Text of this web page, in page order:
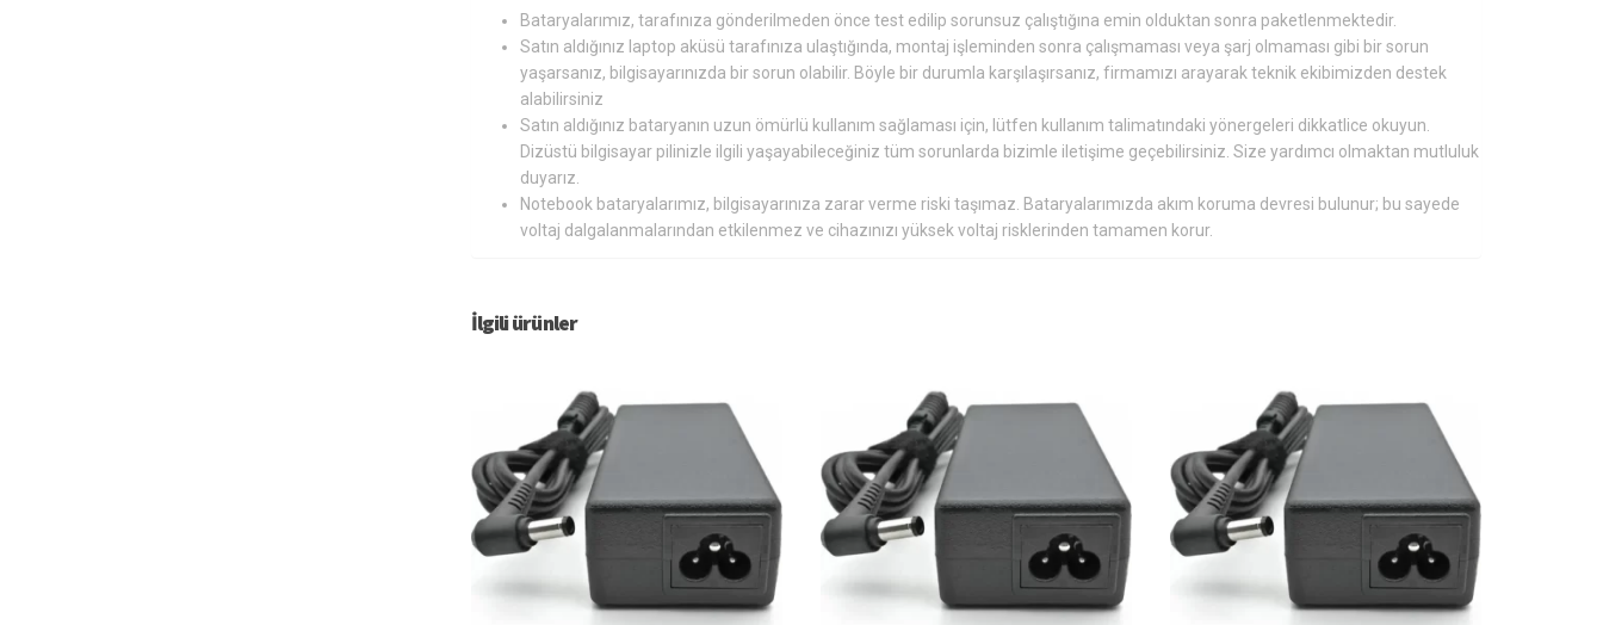
Bataryalarımız, tarafınıza gönderilmeden önce test edilip sorunsuz çalıştığına emin olduktan sonra paketlenmektedir.
Satın aldığınız laptop aküsü tarafınıza ulaştığında, montaj işleminden sonra çalışmaması veya şarj olmaması gibi bir sorun
yaşarsanız, bilgisayarınızda bir sorun olabilir. Böyle bir durumla karşılaşırsanız, firmamızı arayarak teknik ekibimizden destek
alabilirsiniz
Satın aldığınız bataryanın uzun ömürlü kullanım sağlaması için, lütfen kullanım talimatındaki yönergeleri dikkatlice okuyun.
Dizüstü bilgisayar pilinizle ilgili yaşayabileceğiniz tüm sorunlarda bizimle iletişime geçebilirsiniz. Size yardımcı olmaktan mutluluk
duyarız.
Notebook bataryalarımız, bilgisayarınıza zarar verme riski taşımaz. Bataryalarımızda akım koruma devresi bulunur; bu sayede
voltaj dalgalanmalarından etkilenmez ve cihazınızı yüksek voltaj risklerinden tamamen korur.
İlgili ürünler